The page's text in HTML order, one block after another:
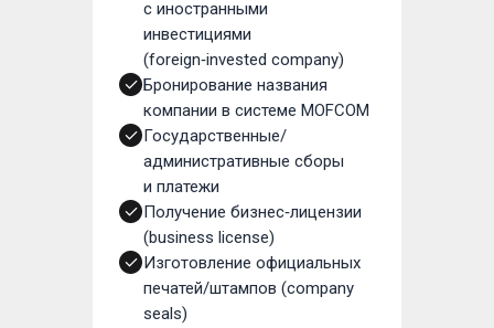
с иностранными
инвестициями
(foreign‑invested company)
Бронирование названия
компании в системе MOFCOM
Государственные/
административные сборы
и платежи
Получение бизнес‑лицензии
(business license)
Изготовление официальных
печатей/штампов (company
seals)